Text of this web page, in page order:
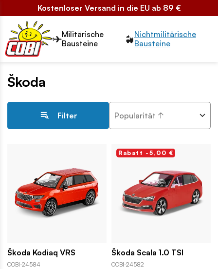
Kostenloser Versand in die EU ab 89 €
Przełącznik segmentów2
Militärische
Bausteine
Nichtmilitärische
Bausteine
Škoda
Filter Popularität ↑
Škoda Kodiaq VRS
COBI-24584
Rabatt -5,00 €
Škoda Scala 1.0 TSI
COBI-24582